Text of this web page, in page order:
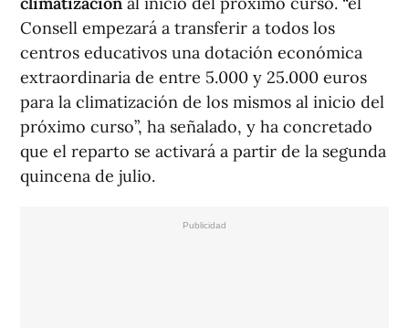
Consell empezará a transferir a todos los
centros educativos una dotación económica
extraordinaria de entre 5.000 y 25.000 euros
para la climatización de los mismos al inicio del
próximo curso”, ha señalado, y ha concretado
que el reparto se activará a partir de la segunda
quincena de julio.